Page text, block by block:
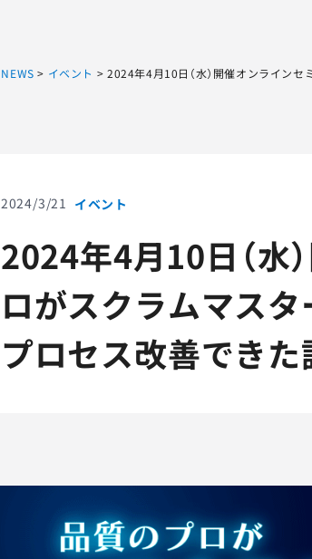
NEWS > イベント > 2024年4月10日（水）開催オンライン
2024/3/21 イベント
2024年4月10日（水
ロがスクラムマス
プロセス改善できた